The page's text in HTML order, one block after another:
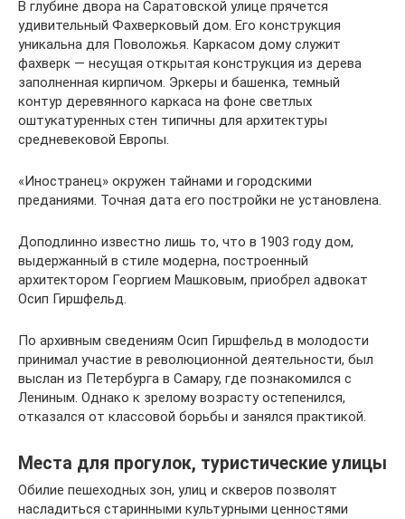
В глубине двора на Саратовской улице прячется
удивительный Фахверковый дом. Его конструкция
уникальна для Поволожья. Каркасом дому служит
фахверк — несущая открытая конструкция из дерева
заполненная кирпичом. Эркеры и башенка, темный
контур деревянного каркаса на фоне светлых
оштукатуренных стен типичны для архитектуры
средневековой Европы.
«Иностранец» окружен тайнами и городскими
преданиями. Точная дата его постройки не установлена.
Доподлинно известно лишь то, что в 1903 году дом,
выдержанный в стиле модерна, построенный
архитектором Георгием Машковым, приобрел адвокат
Осип Гиршфельд.
По архивным сведениям Осип Гиршфельд в молодости
принимал участие в революционной деятельности, был
выслан из Петербурга в Самару, где познакомился с
Лениным. Однако к зрелому возрасту остепенился,
отказался от классовой борьбы и занялся практикой.
Места для прогулок, туристические улицы
Обилие пешеходных зон, улиц и скверов позволят
насладиться старинными культурными ценностями